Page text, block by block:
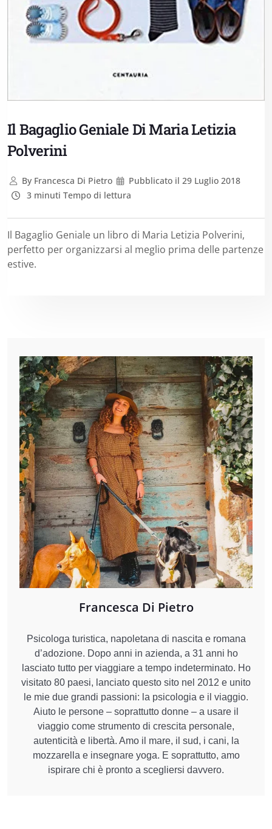
Il Bagaglio Geniale Di Maria Letizia
Polverini
ByFrancesca Di Pietro Pubblicato il 29 Luglio 2018
3 minuti Tempo di lettura
Il Bagaglio Geniale un libro di Maria Letizia Polverini,
perfetto per organizzarsi al meglio prima delle partenze
estive.
Francesca Di Pietro
Psicologa turistica, napoletana di nascita e romana
d’adozione. Dopo anni in azienda, a 31 anni ho
lasciato tutto per viaggiare a tempo indeterminato. Ho
visitato 80 paesi, lanciato questo sito nel 2012 e unito
le mie due grandi passioni: la psicologia e il viaggio.
Aiuto le persone – soprattutto donne – a usare il
viaggio come strumento di crescita personale,
autenticità e libertà. Amo il mare, il sud, i cani, la
mozzarella e insegnare yoga. E soprattutto, amo
ispirare chi è pronto a scegliersi davvero.